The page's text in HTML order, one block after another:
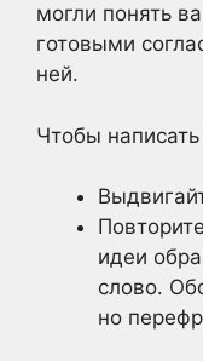
могли понять
готовыми
ней.
Чтобы
идеи
слово.
но